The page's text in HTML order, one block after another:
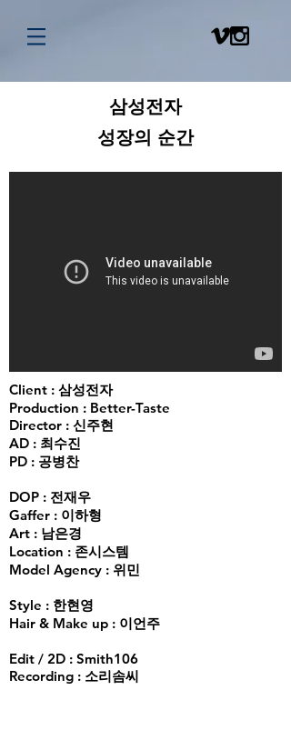
삼성전자
​성장의 순간
Client : 삼성전자
Production : Better-Taste
Director : 신주현
AD : 최수진
PD : 공병찬
DOP : 전재우
Gaffer : 이하형
Art : 남은경
Location : 존시스템
Model Agency : 위민
Style : 한현영
Hair & Make up : 이언주
Edit / 2D : Smith106
Recording : 소리솜씨